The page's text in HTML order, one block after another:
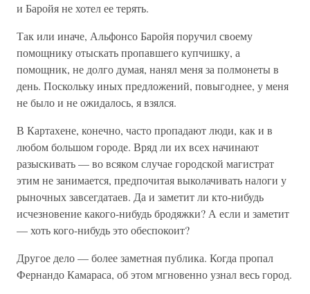
и Баройя не хотел ее терять.
Так или иначе, Альфонсо Баройя поручил своему
помощнику отыскать пропавшего купчишку, а
помощник, не долго думая, нанял меня за полмонеты в
день. Поскольку иных предложений, повыгоднее, у меня
не было и не ожидалось, я взялся.
В Картахене, конечно, часто пропадают люди, как и в
любом большом городе. Вряд ли их всех начинают
разыскивать — во всяком случае городской магистрат
этим не занимается, предпочитая выколачивать налоги у
рыночных завсегдатаев. Да и заметит ли кто-нибудь
исчезновение какого-нибудь бродяжки? А если и заметит
— хоть кого-нибудь это обеспокоит?
Другое дело — более заметная публика. Когда пропал
Фернандо Камараса, об этом мгновенно узнал весь город.